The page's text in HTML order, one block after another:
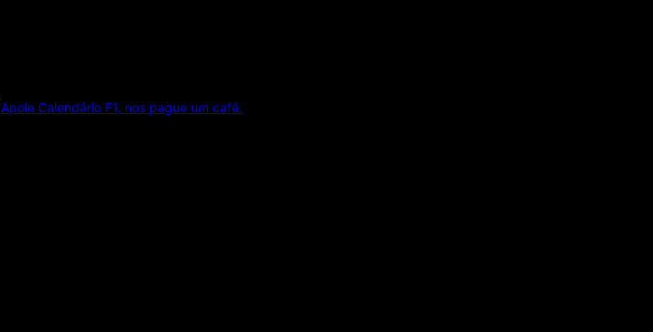
Apoie Calendário F1, nos pague um café.